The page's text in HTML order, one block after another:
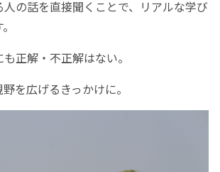
の話を直接聞くことで、リアルな学び
正解・不正解はない。
を広げるきっかけに。